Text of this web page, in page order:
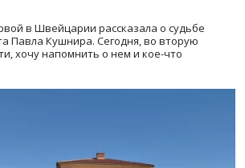
в Швейцарии рассказала о судьбе
Павла Кушнира. Сегодня, во вторую
хочу напомнить о нем и кое-что